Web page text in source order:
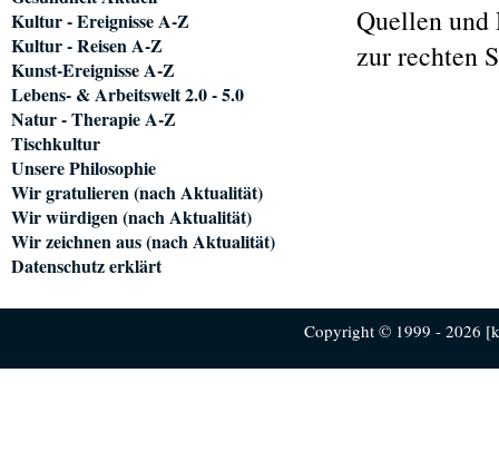
Quellen und
zur rechten
Kultur - Ereignisse A-Z
Kultur - Reisen A-Z
Kunst-Ereignisse A-Z
Lebens- & Arbeitswelt 2.0 - 5.0
Natur - Therapie A-Z
Tischkultur
Unsere Philosophie
Wir gratulieren (nach Aktualität)
Wir würdigen (nach Aktualität)
Wir zeichnen aus (nach Aktualität)
Datenschutz erklärt
Copyright © 1999 - 2026